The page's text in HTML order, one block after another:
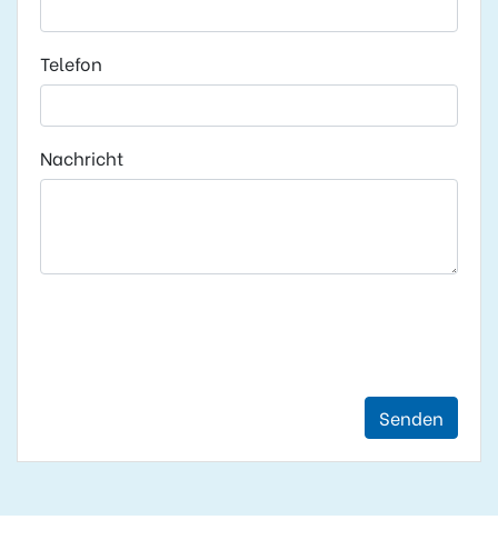
Telefon
Nachricht
Senden